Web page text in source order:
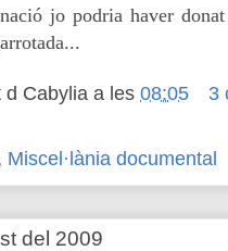
jo podria haver
d Cabylia a les 08:05 3
Miscel·lània documental
del 2009